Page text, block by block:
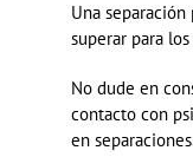
Una
superar para
No dude en
contacto con
en